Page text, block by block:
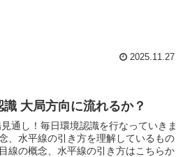
2025.11.27
識 大局方向に流れるか？
通し！毎日環境認識を行なっていきま
、水平線の引き方を理解しているもの
線の概念、水平線の引き方はこちらか